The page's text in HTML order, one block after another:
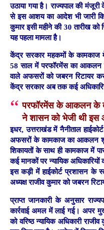
उठाया गया है। राज्यपाल की
से इस आशय का आदेश भी जारी
कुमार इसी महीने की 30 तारीख को
यह पहला मामला है।
केंद्र सरकार महकमों के कामकाज
58 साल में परफॉरमेंस का आकलन
वाले अफसरों को जबरन रिटायर
केंद्र सरकार अब तक कई
परफॉरमेंस के आकलन के
ने शासन को भेजी थी
इधर, उत्तराखंड में नैनीताल
अफसरों के कामकाज का आकलन
शिकायतों के साथ ही कामकाज में
कई मानकों पर न्यायिक
इस कड़ी में हाईकोर्ट प्रशासन के
अध्यक्ष राजीव कुमार को जबरन
प्राप्त जानकारी के अनुसार
कार्रवाई अमल में लाई गई। अपर
को वरिष्ठ न्यायिक अधिकारी